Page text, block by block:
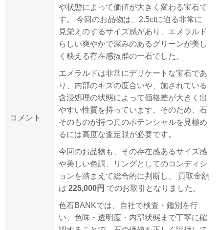
コメント
や状態によって価値が大きく変わる宝石で
す。 今回のお品物は、2.5ctに迫る非常に
見栄えのするサイズ感があり、エメラルド
らしい爽やかで深みのあるグリーンが美し
く映える存在感抜群の一石でした。
エメラルドは非常にデリケートな宝石であ
り、内部のキズの度合いや、施されている
含浸処理の状態によって価格差が大きく出
やすい性質を持っています。そのため、石
そのものが持つ真のポテンシャルを見極め
るには高度な査定眼が必要です。
今回のお品物も、その存在感あるサイズ感
や美しい色調、リングとしてのコンディシ
ョンを踏まえて総合的に判断し、 買取金額
は 225,000円 でのお取引となりました。
色石BANKでは、自社で検査・鑑別を行
い、色味・透明度・内部状態まで丁寧に確